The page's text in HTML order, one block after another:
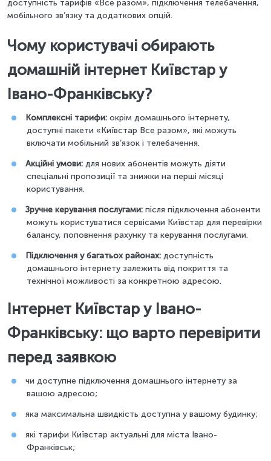
доступність тарифів «Все разом», підключення телебачення,
мобільного зв’язку та додаткових опцій.
Чому користувачі обирають
домашній інтернет Київстар у
Івано-Франківську?
Комплексні тарифи: окрім домашнього інтернету,
доступні пакети «Київстар Все разом», які можуть
включати мобільний зв’язок і телебачення.
Акційні умови: для нових абонентів можуть діяти
спеціальні пропозиції та знижки на перші місяці
користування.
Зручне керування послугами: після підключення абоненти
можуть користуватися сервісами Київстар для перевірки
балансу, поповнення рахунку та керування послугами.
Підключення у багатьох районах: доступність
домашнього інтернету залежить від покриття та
технічної можливості за конкретною адресою.
Інтернет Київстар у Івано-
Франківську: що варто перевірити
перед заявкою
чи доступне підключення домашнього інтернету за
вашою адресою;
яка максимальна швидкість доступна у вашому будинку;
які тарифи Київстар актуальні для міста Івано-
Франківськ;